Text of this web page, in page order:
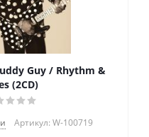
Guy / Rhythm &
(2CD)
Артикул: W-100719